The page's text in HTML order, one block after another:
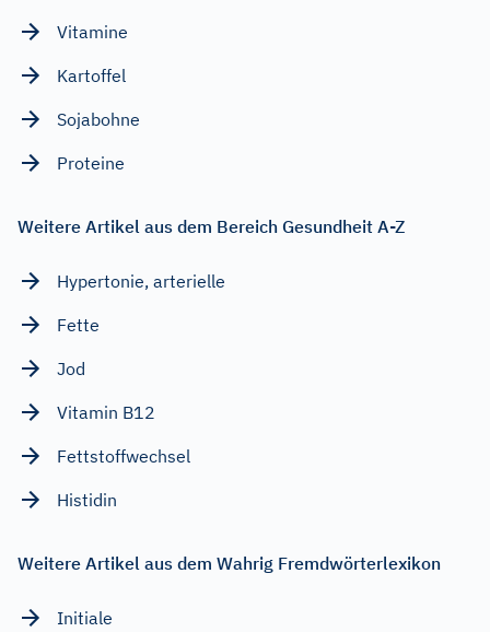
Vitamine
Kartoffel
Sojabohne
Proteine
Weitere Artikel aus dem Bereich Gesundheit A-Z
Hypertonie, arterielle
Fette
Jod
Vitamin B12
Fettstoffwechsel
Histidin
Weitere Artikel aus dem Wahrig Fremdwörterlexikon
Initiale